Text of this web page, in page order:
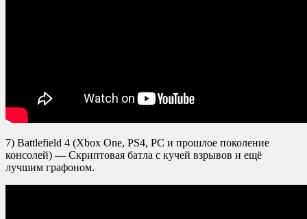
7) Battlefield 4 (Xbox One, PS4, PC и прошлое поколение
консолей) — Скриптовая батла с кучей взрывов и ещё
лучшим графоном.